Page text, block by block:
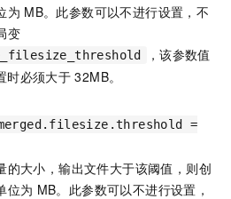
为 MB。此参数可以不进行设置，不
变
，该参数值
时必须大于 32MB。
=
的大小，输出文件大于该阈值，则创
位为 MB。此参数可以不进行设置，